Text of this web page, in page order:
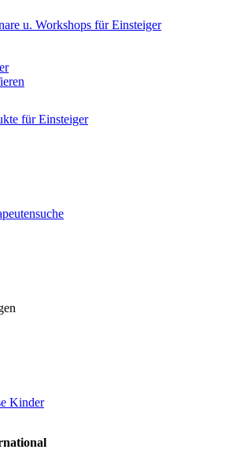
u. Workshops für Einsteiger
für Einsteiger
Kinder